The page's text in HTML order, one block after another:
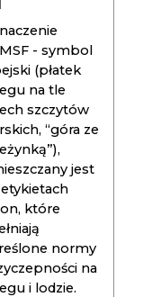
- symbol
(płatek
na tle
szczytów
“góra ze
jest
które
normy
na
i lodzie.